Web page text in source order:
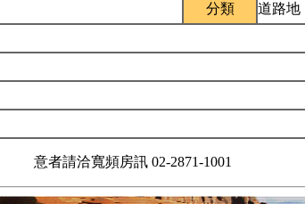
分類
道路地
意者請洽寬頻房訊 02-2871-1001